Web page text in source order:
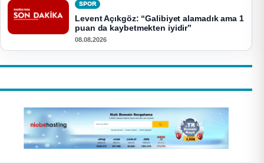
SPOR
Levent Açıkgöz: “Galibiyet alamadık ama 1
puan da kaybetmekten iyidir”
08.08.2026